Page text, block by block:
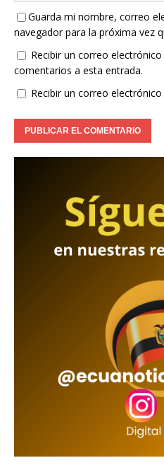
Guarda mi nombre, correo
navegador para la próxima vez
Recibir un correo
comentarios a esta entrada.
Recibir un correo